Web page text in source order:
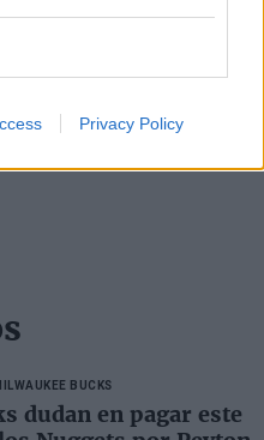
Privacy Policy
BUCKS
dudan en pagar este